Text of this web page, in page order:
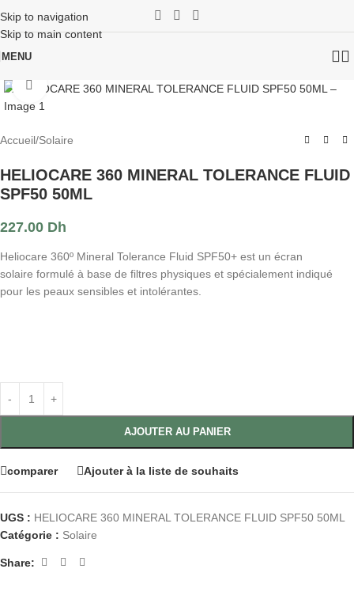
Skip to navigation
Skip to main content
MENU
Click to enlarge
Accueil/Solaire
HELIOCARE 360 MINERAL TOLERANCE FLUID
SPF50 50ML
227.00 Dh
Heliocare 360º Mineral Tolerance Fluid SPF50+ est un écran
solaire formulé à base de filtres physiques et spécialement indiqué
pour les peaux sensibles et intolérantes.
AJOUTER AU PANIER
comparer Ajouter à la liste de souhaits
UGS : HELIOCARE 360 MINERAL TOLERANCE FLUID SPF50 50ML
Catégorie : Solaire
Share: